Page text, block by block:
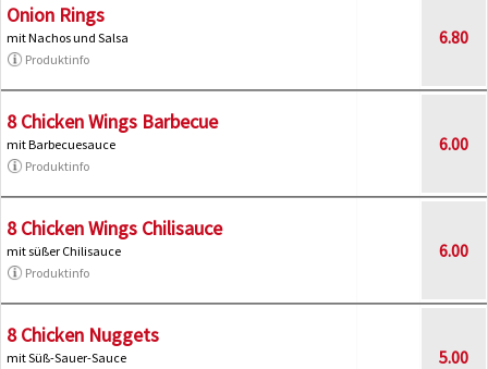
Onion Rings
mit Nachos und Salsa
Produktinfo
6.80
8 Chicken Wings Barbecue
mit Barbecuesauce
Produktinfo
6.00
8 Chicken Wings Chilisauce
mit süßer Chilisauce
Produktinfo
6.00
8 Chicken Nuggets
mit Süß-Sauer-Sauce
5.00